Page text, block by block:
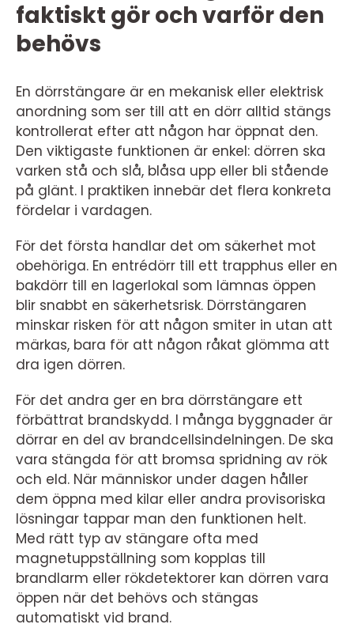
faktiskt gör och varför den
behövs
En dörrstängare är en mekanisk eller elektrisk
anordning som ser till att en dörr alltid stängs
kontrollerat efter att någon har öppnat den.
Den viktigaste funktionen är enkel: dörren ska
varken stå och slå, blåsa upp eller bli stående
på glänt. I praktiken innebär det flera konkreta
fördelar i vardagen.
För det första handlar det om säkerhet mot
obehöriga. En entrédörr till ett trapphus eller en
bakdörr till en lagerlokal som lämnas öppen
blir snabbt en säkerhetsrisk. Dörrstängaren
minskar risken för att någon smiter in utan att
märkas, bara för att någon råkat glömma att
dra igen dörren.
För det andra ger en bra dörrstängare ett
förbättrat brandskydd. I många byggnader är
dörrar en del av brandcellsindelningen. De ska
vara stängda för att bromsa spridning av rök
och eld. När människor under dagen håller
dem öppna med kilar eller andra provisoriska
lösningar tappar man den funktionen helt.
Med rätt typ av stängare ofta med
magnetuppställning som kopplas till
brandlarm eller rökdetektorer kan dörren vara
öppen när det behövs och stängas
automatiskt vid brand.